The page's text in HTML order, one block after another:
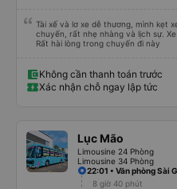
Tài xế và lơ xe dễ thương, mình kẹt
chuyến, rất nhẹ nhàng và lịch sự.
Rất hài lòng trong chuyến đi này
Không cần thanh toán trước
Xác nhận chỗ ngay lập tức
Lục Mão
Limousine 24 Phòng
Limousine 34 Phòng
22:01 • Văn phòng Sài
8 giờ 40 phút